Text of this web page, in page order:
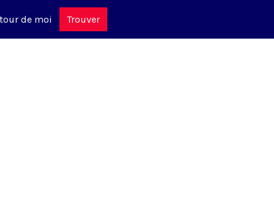
de moi Trouver